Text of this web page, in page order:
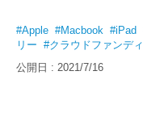
#Apple #Macbook #iPad
リー #クラウドファンデ
公開日 : 2021/7/16